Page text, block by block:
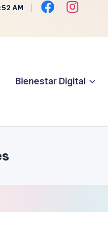
AM
Bienestar Digital